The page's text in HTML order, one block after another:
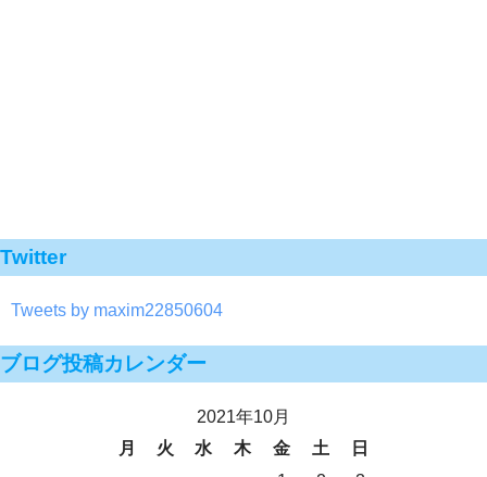
Twitter
Tweets by maxim22850604
ブログ投稿カレンダー
2021年10月
月
火 水 木 金 土
日